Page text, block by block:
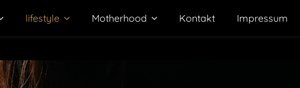
lifestyle Motherhood Kontakt Impressum